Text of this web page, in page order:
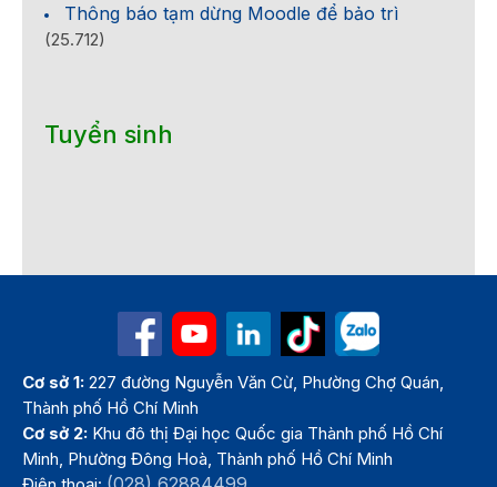
Thông báo tạm dừng Moodle để bảo trì
(25.712)
Tuyển sinh
Cơ sở 1: 227 đường Nguyễn Văn Cừ, Phường Chợ Quán,
Thành phố Hồ Chí Minh
Cơ sở 2: Khu đô thị Đại học Quốc gia Thành phố Hồ Chí
Minh, Phường Đông Hoà, Thành phố Hồ Chí Minh